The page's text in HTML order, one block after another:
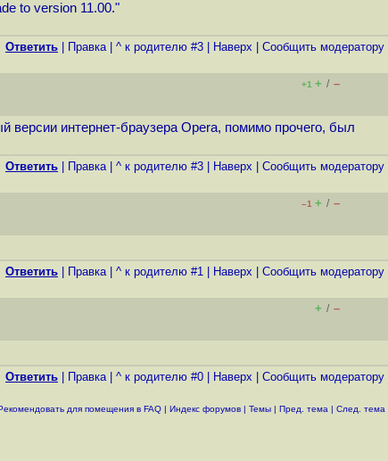
to version 11.00."
Ответить Правка| ^ к родителю #3 Наверх Cообщить модератору
+1 + / –
интернет-браузера Opera, помимо прочего, был
Ответить Правка| ^ к родителю #3 Наверх Cообщить модератору
–1 + / –
Ответить Правка| ^ к родителю #1 Наверх Cообщить модератору
+ / –
Ответить Правка| ^ к родителю #0 Наверх Cообщить модератору
для помещения в FAQ | Индекс форумов | Темы | Пред. тема | След. тема